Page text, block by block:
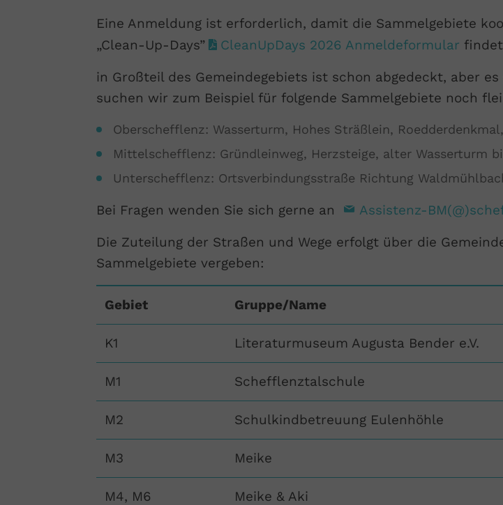
Eine Anmeldung ist erforderlich, damit die Sammelgebiete
„Clean-Up-Days”
CleanUpDays 2026 Anmeldeformular
in Großteil des Gemeindegebiets ist schon abgedeckt, aber
suchen wir zum Beispiel für folgende Sammelgebiete noch
Oberschefflenz: Wasserturm, Hohes Sträßlein,
Mittelschefflenz: Gründleinweg, Herzsteige, alter Wasserturm
Unterschefflenz: Ortsverbindungsstraße Richtung
Bei Fragen wenden Sie sich gerne an Assistenz-
Die Zuteilung der Straßen und Wege erfolgt über die
Sammelgebiete vergeben:
Gebiet Gruppe/Name
K1 Literaturmuseum Augusta Bender e.V.
M1 Schefflenztalschule
M2 Schulkindbetreuung Eulenhöhle
M3 Meike
M4, M6 Meike & Aki